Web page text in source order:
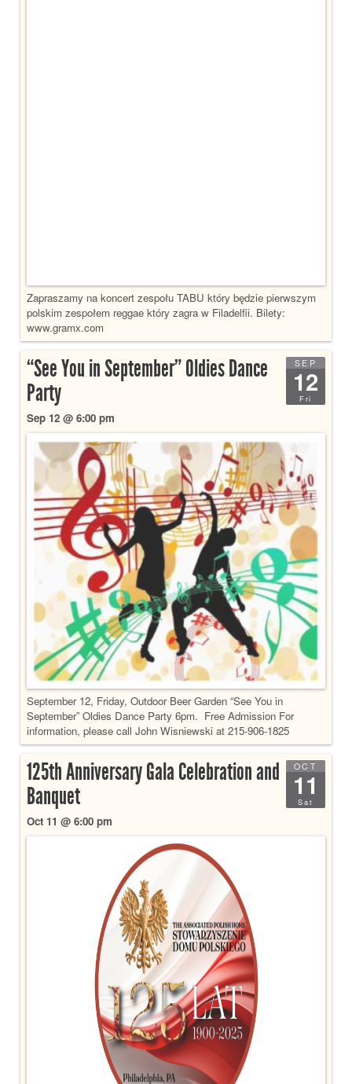
Zapraszamy na koncert zespołu TABU który będzie pierwszym
polskim zespołem reggae który zagra w Filadelfii. Bilety:
www.gramx.com
SEP
12
Fri
“See You in September” Oldies Dance
Party
Sep 12 @ 6:00 pm
September 12, Friday, Outdoor Beer Garden “See You in
September” Oldies Dance Party 6pm. Free Admission For
information, please call John Wisniewski at 215-906-1825
OCT
11
Sat
125th Anniversary Gala Celebration and
Banquet
Oct 11 @ 6:00 pm